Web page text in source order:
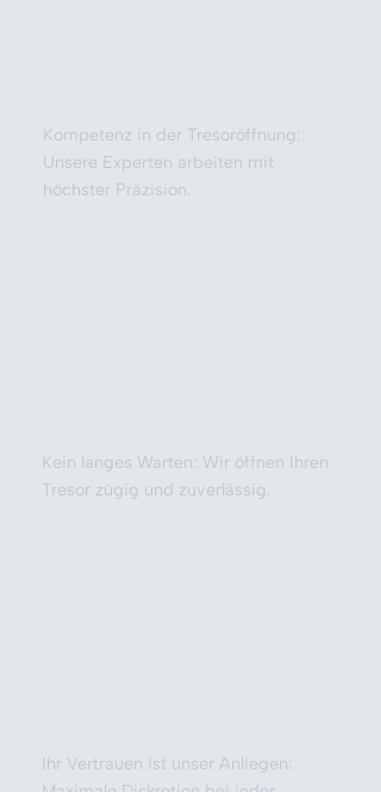
Kompetenz in der Tresoröffnung:
Unsere Experten arbeiten mit
höchster Präzision.
Kein langes Warten: Wir öffnen Ihren
Tresor zügig und zuverlässig.
Ihr Vertrauen ist unser Anliegen: